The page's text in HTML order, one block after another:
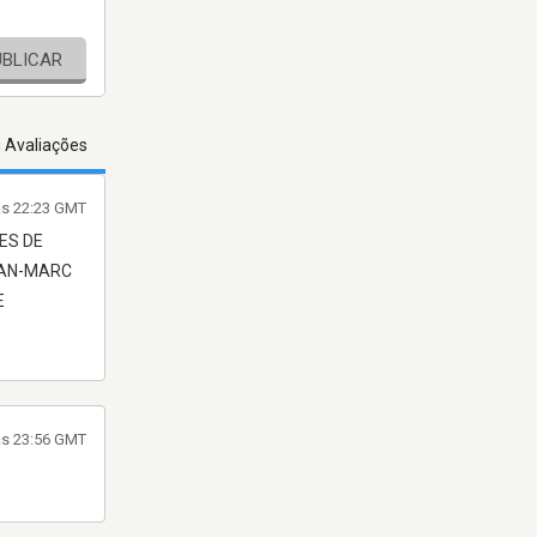
Avaliações
DE
MARC
22:23 GMT
23:56 GMT